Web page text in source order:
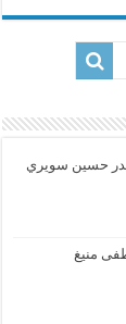
حسين سويري
منيغ